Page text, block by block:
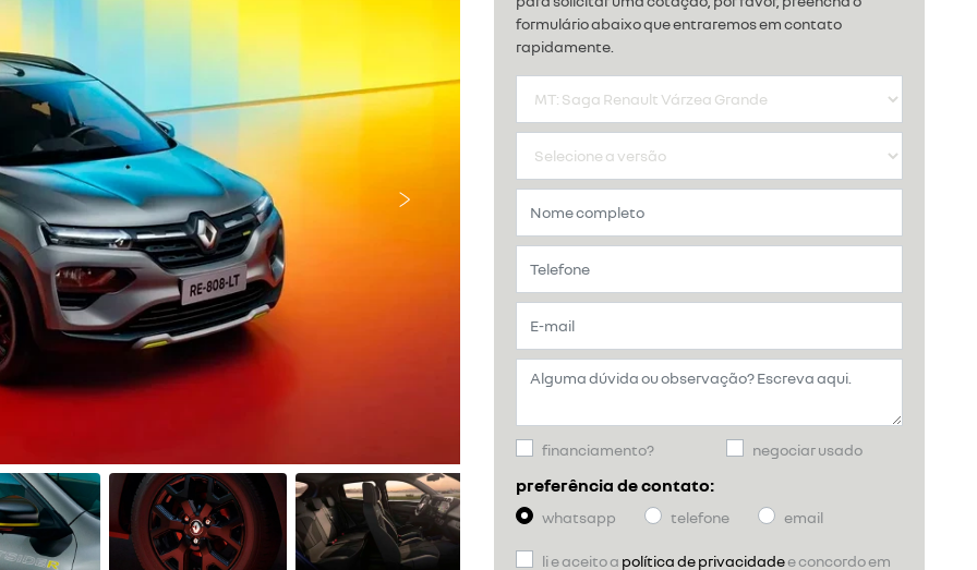
formulário abaixo que entraremos em contato
rapidamente.
financiamento? negociar usado
preferência de contato:
whatsapp telefone email
li e aceito a política de privacidadee concordo em
Próximo